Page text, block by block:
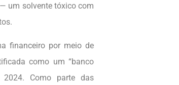
um solvente tóxico com
financeiro por meio de
como um “banco
2024. Como parte das